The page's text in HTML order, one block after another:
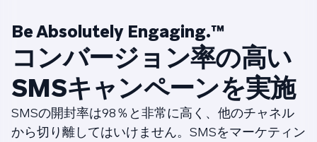
Be Absolutely Engaging.™
コンバージョン率の高い
SMSキャンペーンを実施
SMSの開封率は98％と非常に高く、他のチャネル
から切り離してはいけません。SMSをマーケティン